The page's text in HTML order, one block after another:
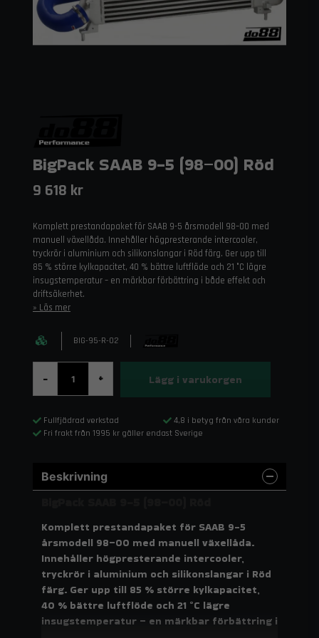
BigPack SAAB 9-5 (98–00) Röd
9 618 kr
Komplett prestandapaket för SAAB 9-5 årsmodell 98–00 med
manuell växellåda. Innehåller högpresterande intercooler,
tryckrör i aluminium och silikonslangar i Röd färg. Ger upp till
85 % större kylkapacitet, 40 % bättre luftflöde och 21 °C lägre
insugstemperatur – en märkbar förbättring i både effekt och
driftsäkerhet.
Läs mer
BIG-95-R-02
- + Lägg i varukorgen
Fullfjädrad verkstad
4,8 i betyg från våra kunder
Fri frakt från 1995 kr gäller endast Sverige
Beskrivning
Komplett prestandapaket för SAAB 9-5
årsmodell 98–00 med manuell växellåda.
Innehåller högpresterande intercooler,
tryckrör i aluminium och silikonslangar i Röd
färg. Ger upp till 85 % större kylkapacitet,
40 % bättre luftflöde och 21 °C lägre
insugstemperatur – en märkbar förbättring i